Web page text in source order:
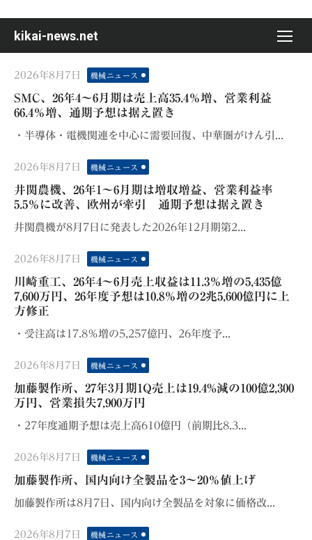
content
kikai-news.net
Posted
on
2026年8月7日 機械ニュース
SMC、26年4〜6月期は売上高35.4％増、営業利益
66.4％増、通期予想は据え置き
・半導体・電機関連を中心に需要回復、中華圏がけん引...
Posted
on
2026年8月7日 機械ニュース
井関農機、26年1〜6月期は増収増益、営業利益率
5.5％に改善、欧州が牽引 通期予想は据え置き
井関農機が8月7日に発表した2026年12月期第2...
Posted
on
2026年8月7日 機械ニュース
川崎重工、26年4〜6月売上収益は11.3％増の5,435億
7,600万円、26年度予想は10.8％増の2兆5,600億円に上
方修正
・受注高は17.8％増の5,257億円、26年度予...
Posted
on
2026年8月7日 機械ニュース
加藤製作所、27年3月期1Q売上は19.4%減の100億2,300
万円、営業損失7,900万円
・27年度通期予想は売上高610億円（前期比8.3...
Posted
on
2026年8月7日 機械ニュース
加藤製作所、国内向け全製品を3～20％値上げ
加藤製作所は8月7日、国内向け全製品を対象に価格改...
Posted
2026年8月7日 機械ニュース